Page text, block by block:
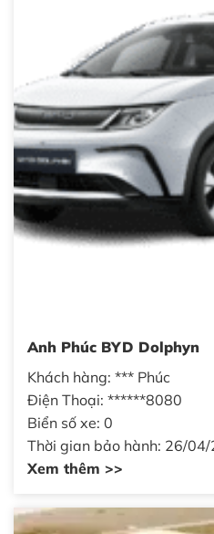
Anh Phúc BYD Dolphyn
Khách hàng: *** Phúc
Điện Thoại: ******8080
Biển số xe: 0
Thời gian bảo hành: 26/
Xem thêm >>